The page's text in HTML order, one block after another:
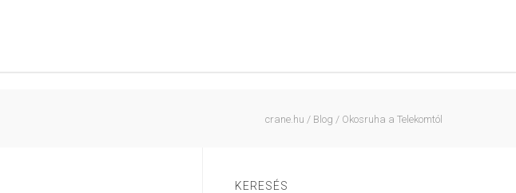
crane.hu / Blog / Okosruha a Telekomtól
KERESÉS